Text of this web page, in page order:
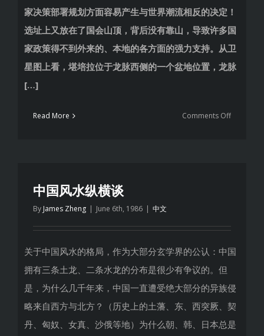
家决策部署规划方面容易产生与世界潮流相反的决定！
选址上又放在了国会山顶，背后没有靠山，导致许多国
家政策得不到外来的、本地的各方面的强力支持。从卫
星图上看，堪培拉位于龙脉西侧的一个盆地位置，龙脉
[…]
Read More Comments Offon
水
析
中国风水纵横谈
By James Zheng | June 6th, 1986 | 中文
关于中国风水的格局，作为大部分玄学界的公认： 中国
拥有三条土龙、二条水龙的分布是很少有争议的。但
是， 为什么几千年来， 中国一直遭受绝大部分的异族侵
略来自西方与北方？（历史上的土藩、东、西突厥、契
丹、匈奴、女真、沙俄等地） 为什么朝、韩、日本总是